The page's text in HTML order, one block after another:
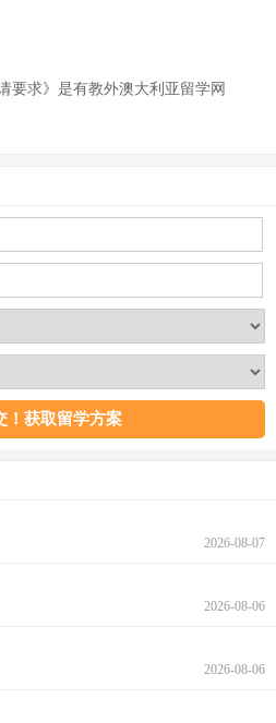
要求》是有教外澳大利亚留学网
2026-08-07
2026-08-06
2026-08-06